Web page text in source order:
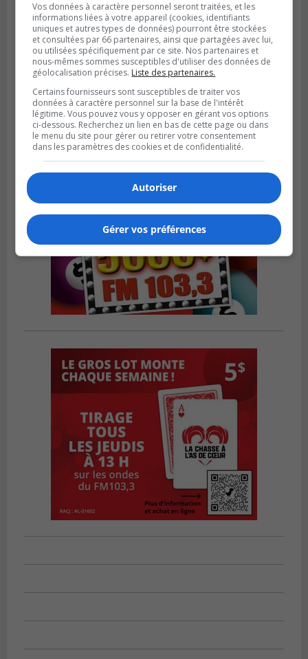
SAINT-CATHERINE
Publié le 30 juillet 2026 à 07h58
Sainte-Catherine prolonge son aide
financière au Complexe Le Partage
Vos données à caractère personnel seront traitées, et les
informations liées à votre appareil (cookies, identifiants
uniques et autres types de données) pourront être stockées
et consultées par 66 partenaires, ainsi que partagées avec lui,
ou utilisées spécifiquement par ce site. Nos partenaires et
nous-mêmes sommes susceptibles d'utiliser des données de
géolocalisation précises. Liste des partenaires.
Certains fournisseurs sont susceptibles de traiter vos
données à caractère personnel sur la base de l'intérêt
légitime. Vous pouvez vous y opposer en gérant vos options
ci-dessous. Recherchez un lien en bas de cette page ou dans
le menu du site pour gérer ou retirer votre consentement
dans les paramètres des cookies et de confidentialité.
Autoriser
Gérer vos préférences